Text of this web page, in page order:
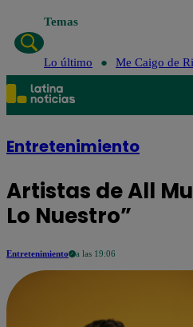
Temas
Lo último Me Caigo de
Entretenimiento
Artistas de All
Lo Nuestro”
Entretenimiento a las 19:06